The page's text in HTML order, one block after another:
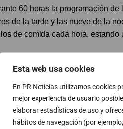
Esta web usa cookies
En PR Noticias utilizamos cookies
mejor experiencia de usuario
elaborar estadísticas de uso y
hábitos de navegación (por
60 horas la programación de
de la tarde y las nueve de la
de comida cada hora, estando
de la población infantil de
étnicos que residen en el país.